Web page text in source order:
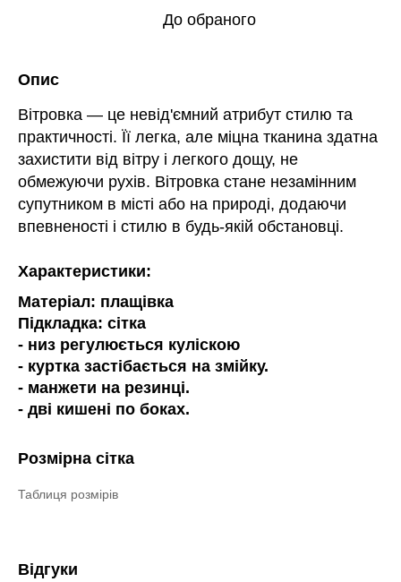
До обраного
Опис
Вітровка — це невід'ємний атрибут стилю та
практичності. Її легка, але міцна тканина здатна
захистити від вітру і легкого дощу, не
обмежуючи рухів. Вітровка стане незамінним
супутником в місті або на природі, додаючи
впевненості і стилю в будь-якій обстановці.
Характеристики:
Матеріал: плащівка
Підкладка: сітка
- низ регулюється куліскою
- куртка застібається на змійку.
- манжети на резинці.
- дві кишені по боках.
Розмірна сітка
Таблиця розмірів
Відгуки